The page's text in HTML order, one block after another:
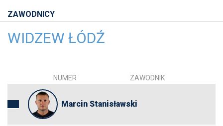
ZAWODNICY
WIDZEW ŁÓDŹ
NUMER ZAWODNIK
Marcin Stanisławski